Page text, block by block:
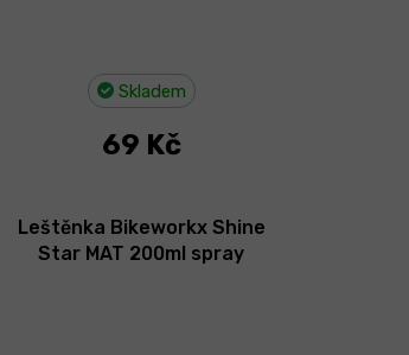
Skladem
69 Kč
Leštěnka Bikeworkx Shine
Star MAT 200ml spray